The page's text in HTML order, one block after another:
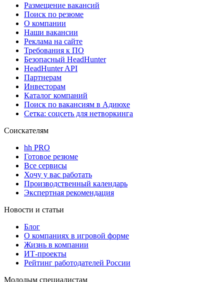
Размещение вакансий
Поиск по резюме
О компании
Наши вакансии
Реклама на сайте
Требования к ПО
Безопасный HeadHunter
HeadHunter API
Партнерам
Инвесторам
Каталог компаний
Поиск по вакансиям в Адиюхе
Сетка: соцсеть для нетворкинга
Соискателям
hh PRO
Готовое резюме
Все сервисы
Хочу у вас работать
Производственный календарь
Экспертная рекомендация
Новости и статьи
Блог
О компаниях в игровой форме
Жизнь в компании
ИТ-проекты
Рейтинг работодателей России
Молодым специалистам